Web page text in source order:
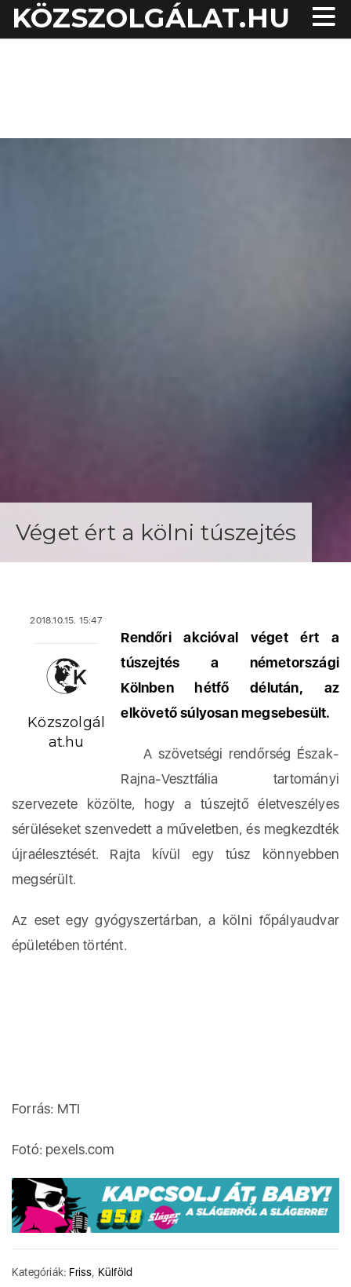
KÖZSZOLGÁLAT.HU
Véget ért a kölni túszejtés
2018.10.15. 15:47
Közszolgál
at.hu
Rendőri akcióval véget ért a
túszejtés a németországi
Kölnben hétfő délután, az
elkövető súlyosan megsebesült.
A szövetségi rendőrség Észak-
Rajna-Vesztfália tartományi
szervezete közölte, hogy a túszejtő életveszélyes
sérüléseket szenvedett a műveletben, és megkezdték
újraélesztését. Rajta kívül egy túsz könnyebben
megsérült.
Az eset egy gyógyszertárban, a kölni főpályaudvar
épületében történt.
Forrás: MTI
Fotó: pexels.com
Kategóriák: Friss Külföld